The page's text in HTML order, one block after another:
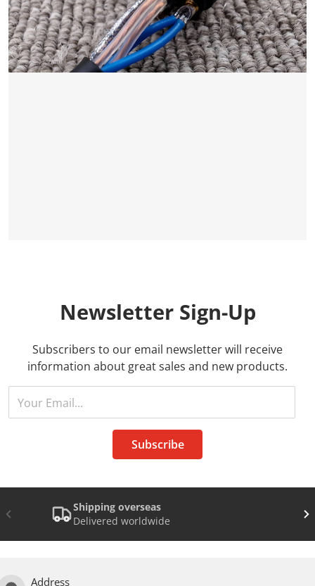
Newsletter Sign-Up
Subscribers to our email newsletter will receive
information about great sales and new products.
Subscribe
Shipping overseas
Delivered worldwide
Address